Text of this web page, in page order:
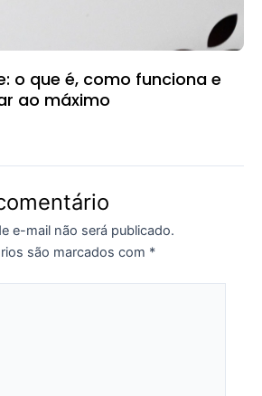
o que é, como funciona e
ao máximo
e-mail não será publicado.
são marcados com *